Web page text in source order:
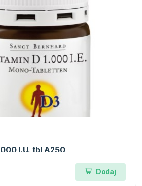
I.U. tbl A250
Dodaj